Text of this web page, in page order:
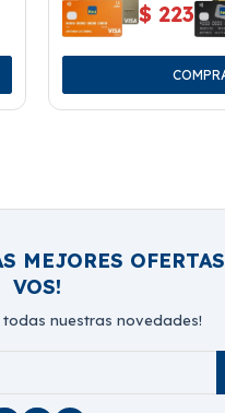
$ 223
MEJORES
VOS!
todas nuestras novedades!